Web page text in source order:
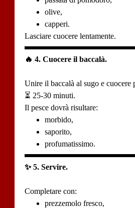
olive,
capperi.
Lasciare cuocere lentamente.
🔥 4. Cuocere il baccalà.
Unire il baccalà al sugo e cuocere
⏳ 25-30 minuti.
Il pesce dovrà risultare:
morbido,
saporito,
profumatissimo.
✨ 5. Servire.
Completare con:
prezzemolo fresco,